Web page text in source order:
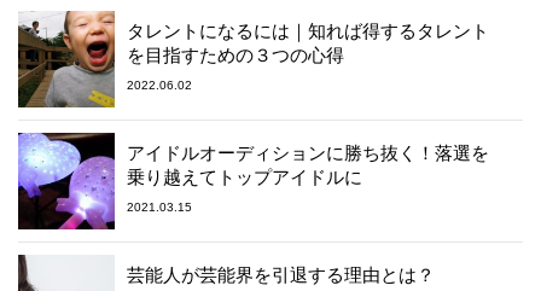
タレントになるには｜知れば得するタレント
を目指すための３つの心得
2022.06.02
アイドルオーディションに勝ち抜く！落選を
乗り越えてトップアイドルに
2021.03.15
芸能人が芸能界を引退する理由とは？